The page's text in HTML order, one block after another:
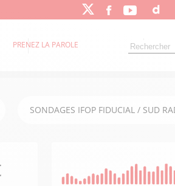
PRENEZ LA PAROLE
SONDAGES IFOP FIDUCIAL / SUD